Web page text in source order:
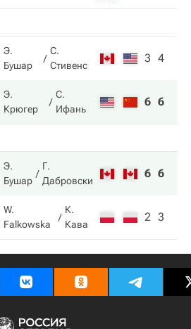
Э.
Бушар
С.
Стивенс
3 4
Э.
Крюгер
С.
Ифань
6 6
Э.
Бушар
Г.
Дабровски
6 6
W.
Falkowska
К.
Кава
2 3